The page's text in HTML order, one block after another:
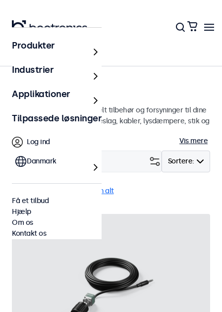
Hjem
Tilbehør
En bred vifte af professionelt tilbehør og forsyninger til dine
Beetronics-skærme. Vægbeslag, kabler, lysdæmpere, stik og
Vis mere
Sortere:
Filter (2)
Fjern alt
Produkter
Industrier
Applikationer
Tilpassede løsninger
Log ind
Danmark
Få et tilbud
Hjælp
Om os
Kontakt os